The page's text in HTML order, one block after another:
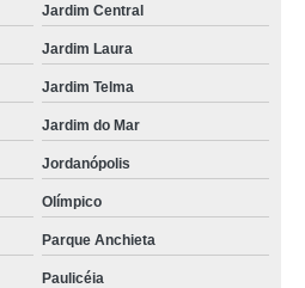
Jardim Central
Jardim Laura
Jardim Telma
Jardim do Mar
Jordanópolis
Olímpico
Parque Anchieta
Paulicéia